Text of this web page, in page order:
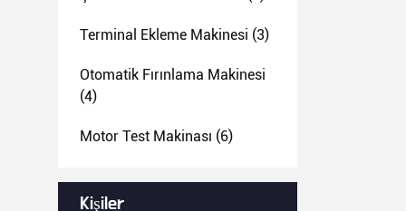
Terminal Ekleme Makinesi (3)
Otomatik Fırınlama Makinesi
(4)
Motor Test Makinası (6)
Kişiler